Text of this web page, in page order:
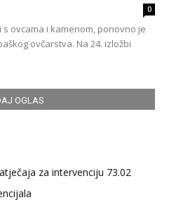
0
ovcama i kamenom, ponovno je
ovčarstva. Na 24. izložbi
OGLAS
za intervenciju 73.02